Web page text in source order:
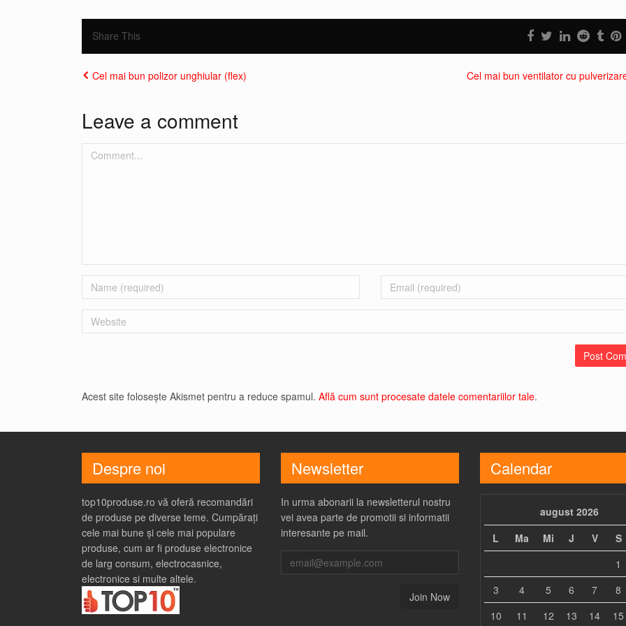
Share This
Cel mai bun polizor unghiular (flex) Cel mai bun ventilator cu
Leave a comment
Comment...
Name Email
Website
Acest site folosește Akismet pentru a reduce spamul. Află cum sunt procesate datele comentariilor tale.
Despre noi
top10produse.ro vă oferă recomandări
de produse pe diverse teme. Cumpărați
cele mai bune și cele mai populare
produse, cum ar fi produse electronice
de larg consum, electrocasnice,
electronice si multe altele.
Newsletter
In urma abonarii la newsletterul nostru
vei avea parte de promotii si informatii
interesante pe mail.
Calendar
august 2026
L
Ma Mi J V S
1
3
4 5 6 7 8
10
11 12 13 14 15